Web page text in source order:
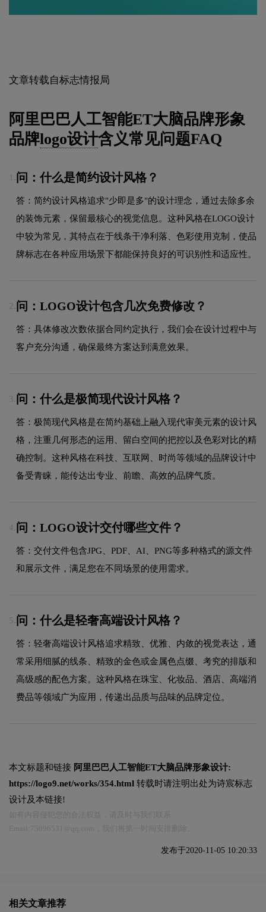
文章转载自标志情报局
阿里巴巴人工智能ET大脑品牌形象
品牌logo设计含义常见问题FAQ
问：什么是简约设计风格？
答：简约设计风格追求"少即是多"的设计理念，通过去除多余
的装饰元素，保留最核心的视觉信息。这种风格在LOGO设计
中较为常见，其特点在于线条干净利落、色彩使用克制，使品
牌标志在各种应用场景下都能保持良好的可识别性和适应性。
2. 问：LOGO设计包含几次免费修改？
答：具体修改次数依据合同约定执行，我们会在设计过程中与
客户充分沟通，确保最终方案达到满意效果。
3. 问：什么是极简现代设计风格？
答：极简现代风格是在简约基础上融入现代审美元素的设计风
格，注重几何形态的运用、留白空间的把控以及色彩对比的精
确控制。这种风格在科技、互联网、时尚等领域的品牌设计中
备受青睐，能传达出专业、前瞻、高效的品牌气质。
4. 问：LOGO设计交付哪些文件？
答：交付文件包含JPG、PDF、AI、PNG等多种格式的源文件
和展示文件，满足您在不同场景的使用需求。
5. 问：什么是轻奢高端设计风格？
答：轻奢高端设计风格追求精致、优雅、内敛的视觉表达，通
常采用细腻的线条、精致的金色或金属色点缀、考究的排版和
高级感的配色方案。这种风格在珠宝、化妆品、酒店、高端消
费品等领域广为应用，传递出品质与品味的品牌定位。
本文标题和链接 阿里巴巴人工智能ET大脑品牌形象设计:
https://logo9.net/works/354.html 转载时请注明出处为诗宸标志
设计及本链接!
发布于2020-11-05 10:20:33
相关文章推荐